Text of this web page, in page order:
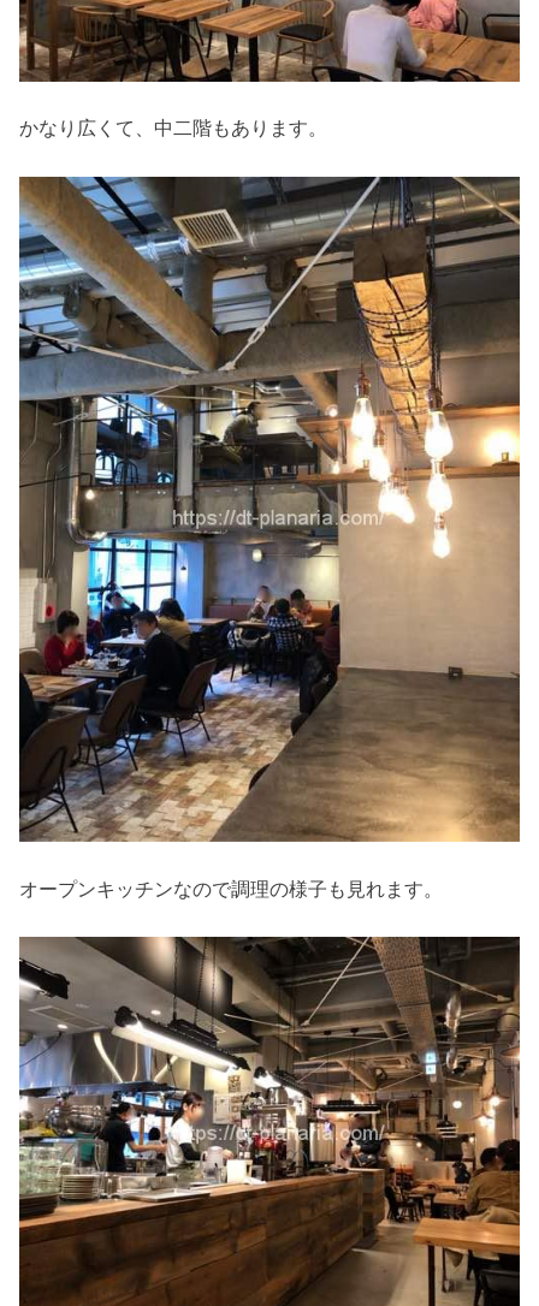
かなり広くて、中二階もあります。
オープンキッチンなので調理の様子も見れます。